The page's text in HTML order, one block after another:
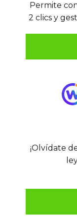
Permite
2 clics y
¡Olvídate